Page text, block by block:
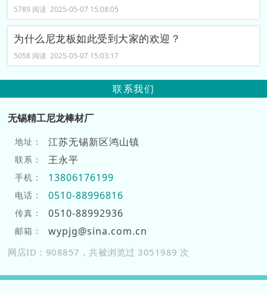
5789 阅读 2025-05-07 15:08:05
为什么尼龙板如此受到大家的欢迎？
5058 阅读 2025-05-07 15:03:17
联系我们
无锡精工尼龙棒材厂
地址： 江苏无锡新区鸿山镇
联系： 王永平
手机： 13806176199
电话： 0510-88996816
传真： 0510-88992936
邮箱： wypjg@sina.com.cn
网店ID：908857，共被浏览过 3051989 次